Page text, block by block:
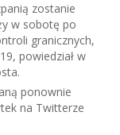
zostanie
w sobotę po
granicznych,
powiedział w
ponownie
na Twitterze